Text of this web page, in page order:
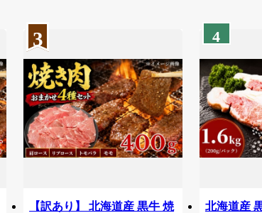
3
【訳あり】 北海道産 黒牛 焼
4
北海道産